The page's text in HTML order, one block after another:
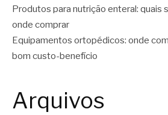
Produtos para nutrição enteral: quais
onde comprar
Equipamentos ortopédicos: onde
bom custo-benefício
Arquivos